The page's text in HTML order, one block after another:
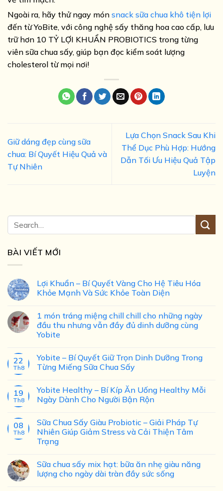
Ngoài ra, hãy thử ngay món snack sữa chua khô tiện lợi
đến từ YoBite, với công nghệ sấy thăng hoa cao cấp, lưu
trữ hơn 10 TỶ LỢI KHUẨN PROBIOTICS trong từng
viên sữa chua sấy, giúp bạn đọc kiểm soát lượng
cholesterol từ mọi nơi!
Giữ dáng đẹp cùng sữa
chua: Bí Quyết Hiệu Quả và
Tự Nhiên
Lựa Chọn Snack Sau Khi
Thể Dục Phù Hợp: Hướng
Dẫn Tối Ưu Hiệu Quả Tập
Luyện
BÀI VIẾT MỚI
Lợi Khuẩn – Bí Quyết Vàng Cho Hệ Tiêu Hóa
Khỏe Mạnh Và Sức Khỏe Toàn Diện
1 món tráng miệng chill chill cho những ngày
đầu thu nhưng vẫn đầy đủ dinh dưỡng cùng
Yobite
22
Th8
Yobite – Bí Quyết Giữ Trọn Dinh Dưỡng Trong
Từng Miếng Sữa Chua Sấy
19
Th8
Yobite Healthy – Bí Kíp Ăn Uống Healthy Mỗi
Ngày Dành Cho Người Bận Rộn
08
Th8
Sữa Chua Sấy Giàu Probiotic – Giải Pháp Tự
Nhiên Giúp Giảm Stress và Cải Thiện Tâm
Trạng
Sữa chua sấy mix hạt: bữa ăn nhẹ giàu năng
lượng cho ngày dài tràn đầy sức sống